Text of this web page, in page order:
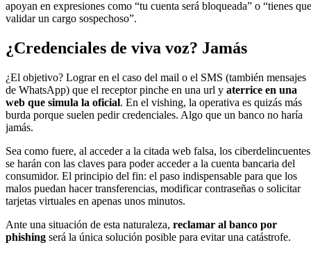
apoyan en expresiones como “tu cuenta será bloqueada” o “tienes que
validar un cargo sospechoso”.
¿Credenciales de viva voz? Jamás
¿El objetivo? Lograr en el caso del mail o el SMS (también mensajes
de WhatsApp) que el receptor pinche en una url y aterrice en una
web que simula la oficial. En el vishing, la operativa es quizás más
burda porque suelen pedir credenciales. Algo que un banco no haría
jamás.
Sea como fuere, al acceder a la citada web falsa, los ciberdelincuentes
se harán con las claves para poder acceder a la cuenta bancaria del
consumidor. El principio del fin: el paso indispensable para que los
malos puedan hacer transferencias, modificar contraseñas o solicitar
tarjetas virtuales en apenas unos minutos.
Ante una situación de esta naturaleza, reclamar al banco por
phishing será la única solución posible para evitar una catástrofe.